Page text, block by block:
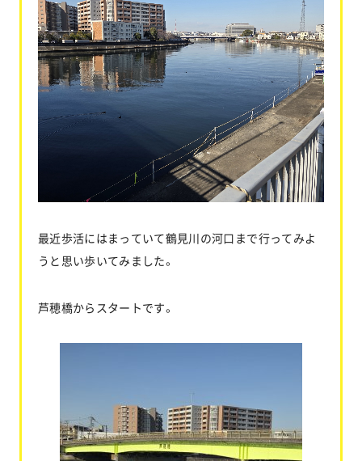
最近歩活にはまっていて鶴見川の河口まで行ってみよ
うと思い歩いてみました。
芦穂橋からスタートです。
新着情報
ブログ
採用情報
お問い合わせ